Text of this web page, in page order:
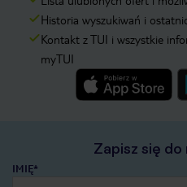
Historia wyszukiwań i
Kontakt z TUI i wszystkie
myTUI
Zapisz się
IMIĘ*